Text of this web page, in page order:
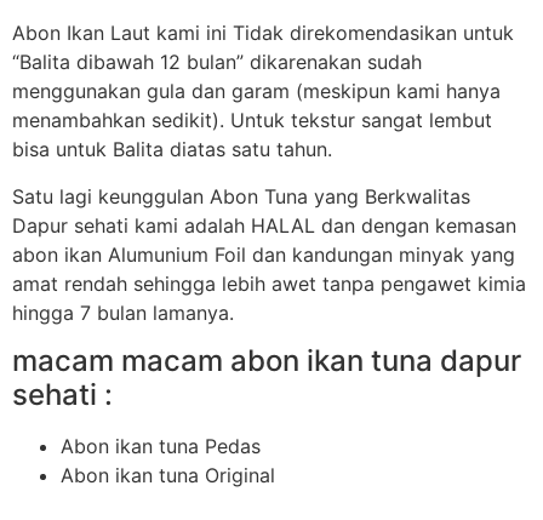
Abon Ikan Laut kami ini Tidak direkomendasikan untuk
“Balita dibawah 12 bulan” dikarenakan sudah
menggunakan gula dan garam (meskipun kami hanya
menambahkan sedikit). Untuk tekstur sangat lembut
bisa untuk Balita diatas satu tahun.
Satu lagi keunggulan Abon Tuna yang Berkwalitas
Dapur sehati kami adalah HALAL dan dengan kemasan
abon ikan Alumunium Foil dan kandungan minyak yang
amat rendah sehingga lebih awet tanpa pengawet kimia
hingga 7 bulan lamanya.
macam macam abon ikan tuna dapur
sehati :
Abon ikan tuna Pedas
Abon ikan tuna Original